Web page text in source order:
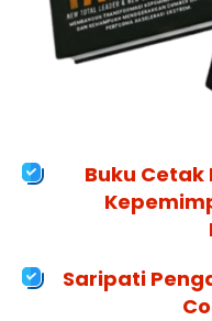
Buku
Saripati